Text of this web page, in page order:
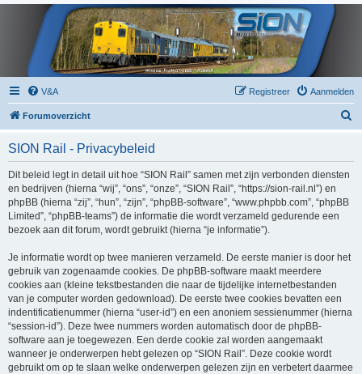
V&A Aanmelden
Registreer
Forumoverzicht
SION Rail - Privacybeleid
Dit beleid legt in detail uit hoe “SION Rail” samen met zijn verbonden diensten
en bedrijven (hierna “wij”, “ons”, “onze”, “SION Rail”, “https://sion-rail.nl”) en
phpBB (hierna “zij”, “hun”, “zijn”, “phpBB-software”, “www.phpbb.com”, “phpBB
Limited”, “phpBB-teams”) de informatie die wordt verzameld gedurende een
bezoek aan dit forum, wordt gebruikt (hierna “je informatie”).
Je informatie wordt op twee manieren verzameld. De eerste manier is door het
gebruik van zogenaamde cookies. De phpBB-software maakt meerdere
cookies aan (kleine tekstbestanden die naar de tijdelijke internetbestanden
van je computer worden gedownload). De eerste twee cookies bevatten een
indentificatienummer (hierna “user-id”) en een anoniem sessienummer (hierna
“session-id”). Deze twee nummers worden automatisch door de phpBB-
software aan je toegewezen. Een derde cookie zal worden aangemaakt
wanneer je onderwerpen hebt gelezen op “SION Rail”. Deze cookie wordt
gebruikt om op te slaan welke onderwerpen gelezen zijn en verbetert daarmee